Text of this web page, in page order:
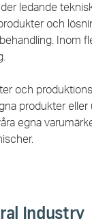
ledande
och
Inom
och
produkter eller
egna
Industry